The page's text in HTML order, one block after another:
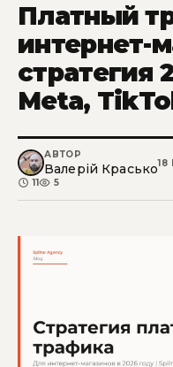
Платный
интернет-
стратегия
Meta,
АВТОР
Валерій Красько
11
5